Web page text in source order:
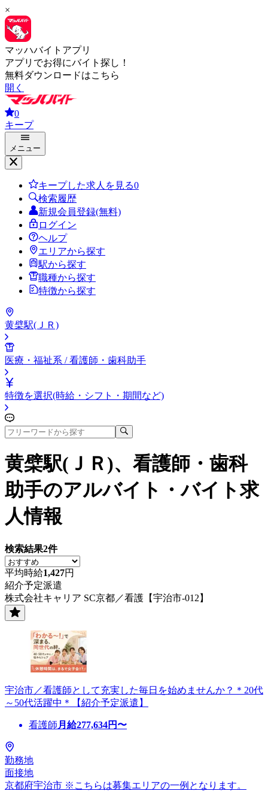
×
マッハバイトアプリ
アプリでお得にバイト探し！
無料ダウンロードはこちら
開く
0
キープ
メニュー
キープした求人を見る0
検索履歴
新規会員登録(無料)
ログイン
ヘルプ
エリアから探す
駅から探す
職種から探す
特徴から探す
黄檗駅(ＪＲ)
医療・福祉系 / 看護師・歯科助手
特徴を選択(時給・シフト・期間など)
黄檗駅(ＪＲ)、看護師・歯科
助手のアルバイト・バイト求
人情報
検索結果2件
平均時給1,427円
紹介予定派遣
株式会社キャリア SC京都／看護【宇治市-012】
宇治市／看護師として充実した毎日を始めませんか？＊20代
～50代活躍中＊【紹介予定派遣】
看護師 月給277,634円〜
勤務地
面接地
京都府宇治市 ※こちらは募集エリアの一例となります。